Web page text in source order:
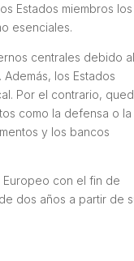
Estados miembros los
esenciales.
centrales debido al
los Estados
Por el contrario,
como la defensa o la
y los bancos
con el fin de
dos años a partir de